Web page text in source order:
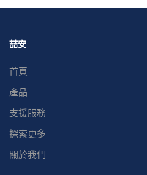
喆安
首頁
產品
支援服務
探索更多
關於我們